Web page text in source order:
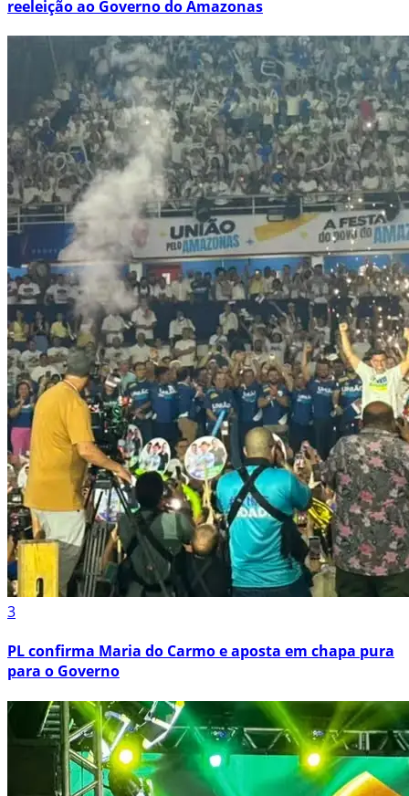
reeleição ao Governo do Amazonas
3
PL confirma Maria do Carmo e aposta em chapa pura
para o Governo